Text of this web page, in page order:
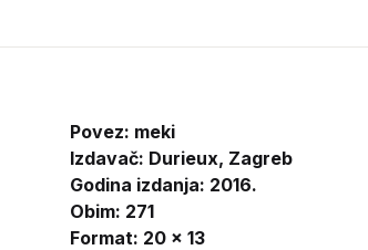
Povez: meki
Izdavač: Durieux, Zagreb
Godina izdanja: 2016.
Obim: 271
Format: 20 x 13